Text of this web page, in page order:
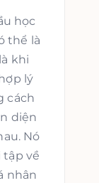
học
thể là
khi
lý
cách
diện
Nó
tập về
nhân